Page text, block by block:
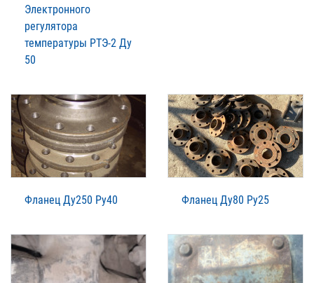
Электронного
регулятора
температуры РТЭ-2 Ду
50
Фланец Ду250 Ру40 Фланец Ду80 Ру25